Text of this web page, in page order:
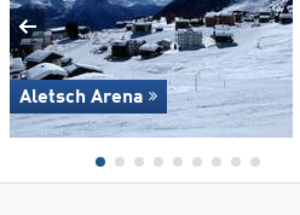
Aletsch Arena